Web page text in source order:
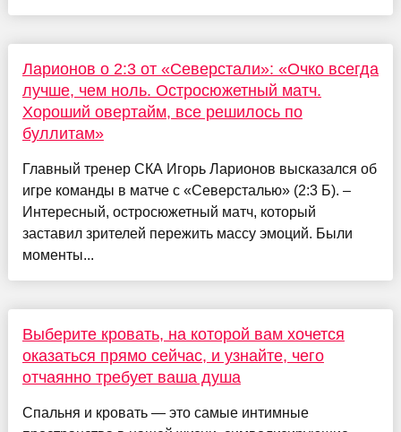
Ларионов о 2:3 от «Северстали»: «Очко всегда
лучше, чем ноль. Остросюжетный матч.
Хороший овертайм, все решилось по
буллитам»
Главный тренер СКА Игорь Ларионов высказался об
игре команды в матче с «Северсталью» (2:3 Б). –
Интересный, остросюжетный матч, который
заставил зрителей пережить массу эмоций. Были
моменты...
Выберите кровать, на которой вам хочется
оказаться прямо сейчас, и узнайте, чего
отчаянно требует ваша душа
Спальня и кровать — это самые интимные